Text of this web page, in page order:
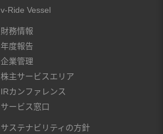
v-Ride Vessel
財務情報
年度報告
企業管理
株主サービスエリア
IRカンファレンス
サービス窓口
サステナビリティの方針